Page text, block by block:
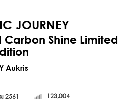
JOURNEY
Carbon Shine Limited
Aukris
2561 123,004